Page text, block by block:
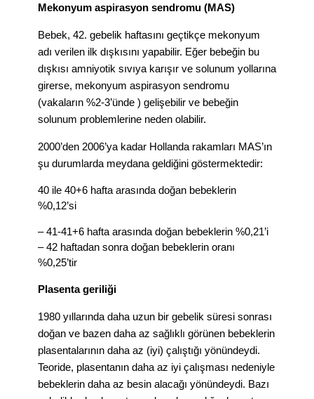
Mekonyum aspirasyon sendromu (MAS)
Bebek, 42. gebelik haftasını geçtikçe mekonyum
adı verilen ilk dışkısını yapabilir. Eğer bebeğin bu
dışkısı amniyotik sıvıya karışır ve solunum yollarına
girerse, mekonyum aspirasyon sendromu
(vakaların %2-3’ünde ) gelişebilir ve bebeğin
solunum problemlerine neden olabilir.
2000’den 2006’ya kadar Hollanda rakamları MAS’ın
şu durumlarda meydana geldiğini göstermektedir:
40 ile 40+6 hafta arasında doğan bebeklerin
%0,12’si
– 41-41+6 hafta arasında doğan bebeklerin %0,21’i
– 42 haftadan sonra doğan bebeklerin oranı
%0,25’tir
Plasenta geriliği
1980 yıllarında daha uzun bir gebelik süresi sonrası
doğan ve bazen daha az sağlıklı görünen bebeklerin
plasentalarının daha az (iyi) çalıştığı yönündeydi.
Teoride, plasentanın daha az iyi çalışması nedeniyle
bebeklerin daha az besin alacağı yönündeydi. Bazı